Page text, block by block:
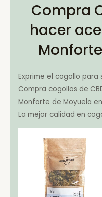
Compra
hacer
Exprime el cogollo para
Compra cogollos de
Monforte de Moyuela
La mejor calidad en